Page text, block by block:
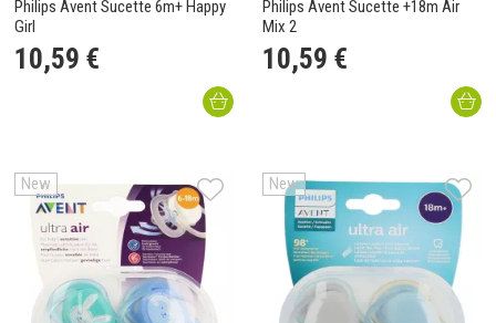
Philips Avent Sucette 6m+ Happy
Girl
10,59 €
Philips Avent Sucette +18m Air
Mix 2
10,59 €
New New